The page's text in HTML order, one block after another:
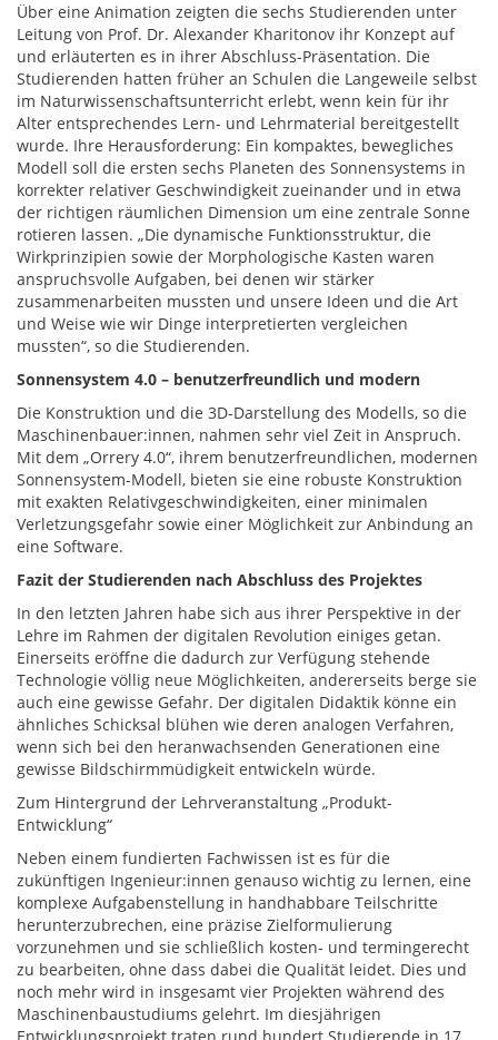
Über eine Animation zeigten die sechs Studierenden unter
Leitung von Prof. Dr. Alexander Kharitonov ihr Konzept auf
und erläuterten es in ihrer Abschluss-Präsentation. Die
Studierenden hatten früher an Schulen die Langeweile selbst
im Naturwissenschaftsunterricht erlebt, wenn kein für ihr
Alter entsprechendes Lern- und Lehrmaterial bereitgestellt
wurde. Ihre Herausforderung: Ein kompaktes, bewegliches
Modell soll die ersten sechs Planeten des Sonnensystems in
korrekter relativer Geschwindigkeit zueinander und in etwa
der richtigen räumlichen Dimension um eine zentrale Sonne
rotieren lassen. „Die dynamische Funktionsstruktur, die
Wirkprinzipien sowie der Morphologische Kasten waren
anspruchsvolle Aufgaben, bei denen wir stärker
zusammenarbeiten mussten und unsere Ideen und die Art
und Weise wie wir Dinge interpretierten vergleichen
mussten“, so die Studierenden.
Sonnensystem 4.0 – benutzerfreundlich und modern
Die Konstruktion und die 3D-Darstellung des Modells, so die
Maschinenbauer:innen, nahmen sehr viel Zeit in Anspruch.
Mit dem „Orrery 4.0“, ihrem benutzerfreundlichen, modernen
Sonnensystem-Modell, bieten sie eine robuste Konstruktion
mit exakten Relativgeschwindigkeiten, einer minimalen
Verletzungsgefahr sowie einer Möglichkeit zur Anbindung an
eine Software.
Fazit der Studierenden nach Abschluss des Projektes
In den letzten Jahren habe sich aus ihrer Perspektive in der
Lehre im Rahmen der digitalen Revolution einiges getan.
Einerseits eröffne die dadurch zur Verfügung stehende
Technologie völlig neue Möglichkeiten, andererseits berge sie
auch eine gewisse Gefahr. Der digitalen Didaktik könne ein
ähnliches Schicksal blühen wie deren analogen Verfahren,
wenn sich bei den heranwachsenden Generationen eine
gewisse Bildschirmmüdigkeit entwickeln würde.
Zum Hintergrund der Lehrveranstaltung „Produkt-
Entwicklung“
Neben einem fundierten Fachwissen ist es für die
zukünftigen Ingenieur:innen genauso wichtig zu lernen, eine
komplexe Aufgabenstellung in handhabbare Teilschritte
herunterzubrechen, eine präzise Zielformulierung
vorzunehmen und sie schließlich kosten- und termingerecht
zu bearbeiten, ohne dass dabei die Qualität leidet. Dies und
noch mehr wird in insgesamt vier Projekten während des
Maschinenbaustudiums gelehrt. Im diesjährigen